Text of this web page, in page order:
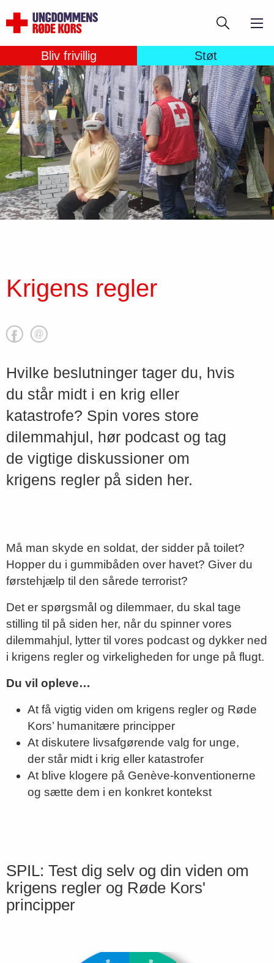
til
hovedindhold
Søg
Bliv frivillig Støt
Krigens regler
Hvilke beslutninger tager du, hvis
du står midt i en krig eller
katastrofe? Spin vores store
dilemmahjul, hør podcast og tag
de vigtige diskussioner om
krigens regler på siden her.
Må man skyde en soldat, der sidder på toilet?
Hopper du i gummibåden over havet? Giver du
førstehjælp til den sårede terrorist?
Det er spørgsmål og dilemmaer, du skal tage
stilling til på siden her, når du spinner vores
dilemmahjul, lytter til vores podcast og dykker ned
i krigens regler og virkeligheden for unge på flugt.
Du vil opleve…
At få vigtig viden om krigens regler og Røde
Kors’ humanitære principper
At diskutere livsafgørende valg for unge,
der står midt i krig eller katastrofer
At blive klogere på Genève-konventionerne
og sætte dem i en konkret kontekst
SPIL: Test dig selv og din viden om
krigens regler og Røde Kors'
principper